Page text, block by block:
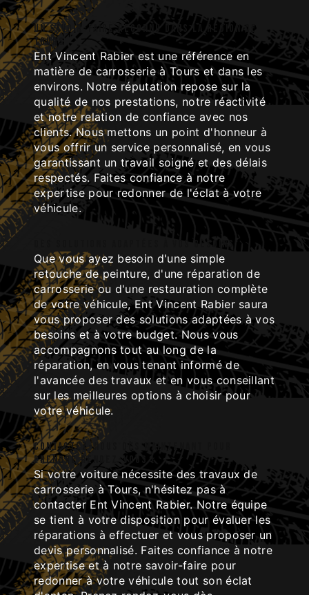
Un savoir-faire reconnu dans la région de
Tours
Ent Vincent Rabier est une référence en
matière de carrosserie à Tours et dans les
environs. Notre réputation repose sur la
qualité de nos prestations, notre réactivité
et notre relation de confiance avec nos
clients. Nous mettons un point d'honneur à
vous offrir un service personnalisé, en vous
garantissant un travail soigné et des délais
respectés. Faites confiance à notre
expertise pour redonner de l'éclat à votre
véhicule.
Que vous ayez besoin d'une simple
retouche de peinture, d'une réparation de
carrosserie ou d'une restauration complète
de votre véhicule, Ent Vincent Rabier saura
vous proposer des solutions adaptées à vos
besoins et à votre budget. Nous vous
accompagnons tout au long de la
réparation, en vous tenant informé de
l'avancée des travaux et en vous conseillant
sur les meilleures options à choisir pour
votre véhicule.
Contactez-nous dès maintenant pour
prendre rendez-vous !
Si votre voiture nécessite des travaux de
carrosserie à Tours, n'hésitez pas à
contacter Ent Vincent Rabier. Notre équipe
se tient à votre disposition pour évaluer les
réparations à effectuer et vous proposer un
devis personnalisé. Faites confiance à notre
expertise et à notre savoir-faire pour
redonner à votre véhicule tout son éclat